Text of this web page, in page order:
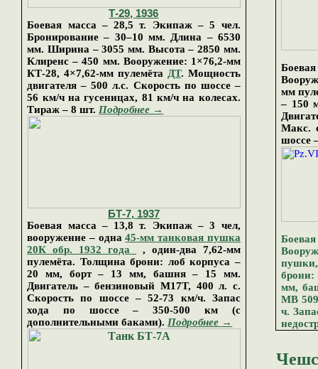
Т-29, 1936
Боевая масса – 28,5 т. Экипаж – 5 чел.
Бронирование – 30–10 мм. Длина – 6530
мм. Ширина – 3055 мм. Высота – 2850 мм.
Клиренс – 450 мм. Вооружение: 1×76,2-мм
КТ-28, 4×7,62-мм пулемёта ДТ. Мощность
двигателя – 500 л.с. Скорость по шоссе –
56 км/ч на гусеницах, 81 км/ч на колесах.
Тираж – 8 шт. Подробнее →
БТ-7, 1937
Боевая масса – 13,8 т. Экипаж – 3 чел,
вооружение – одна45-мм танковая пушка
20К обр. 1932 года
, один-два 7,62-мм
пулемёта. Толщина брони: лоб корпуса –
20 мм, борт – 13 мм, башня – 15 мм.
Двигатель – бензиновый М17Т, 400 л. с.
Скорость по шоссе – 52-73 км/ч. Запас
хода по шоссе – 350-500 км (с
дополнительными баками). Подробнее →
мм
– 150
Макс.
шоссе
мм,
МВ
ч.